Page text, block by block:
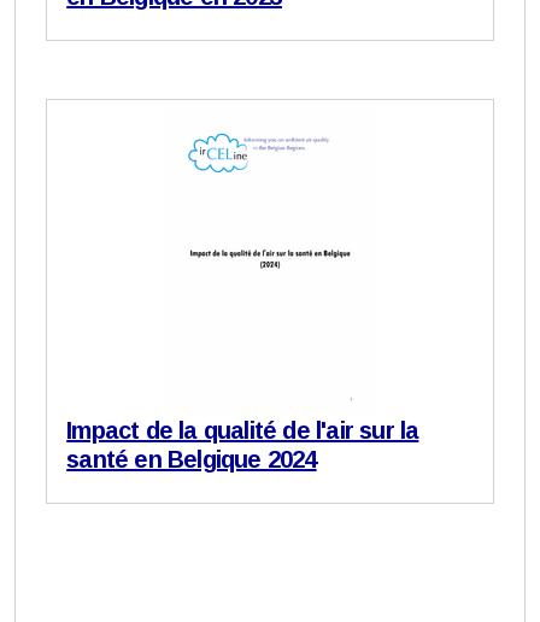
Impact de la qualité de l'air sur la
santé en Belgique 2024